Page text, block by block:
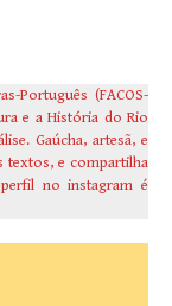
Português (FACOS-
e a História do Rio
Gaúcha, artesã, e
textos, e compartilha
no instagram é